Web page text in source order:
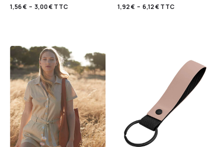
1,56€ – 3,00€TTC 1,92€ – 6,12€TTC